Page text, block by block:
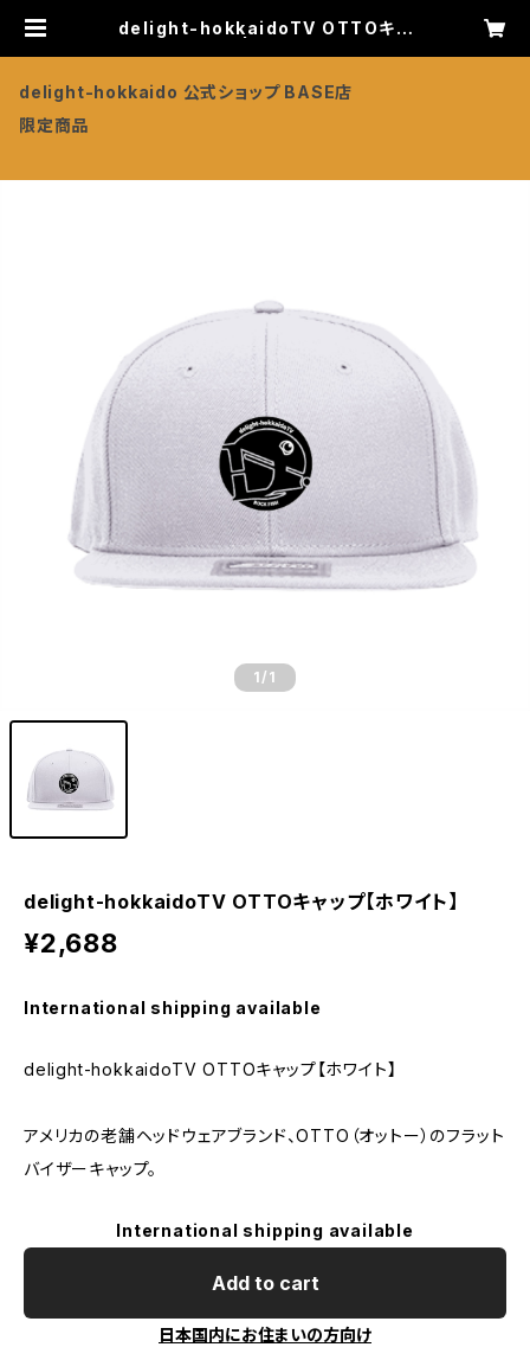
delight-hokkaidoTV OTTOキャ
delight-hokkaido 公式ショップ BASE店
限定商品
1 /1
delight-hokkaidoTV OTTOキャップ【ホワイト】
¥2,688
International shipping available
delight-hokkaidoTV OTTOキャップ【ホワイト】
アメリカの老舗ヘッドウェアブランド、OTTO（オットー）のフラット
バイザーキャップ。
International shipping available
Add to cart
日本国内にお住まいの方向け